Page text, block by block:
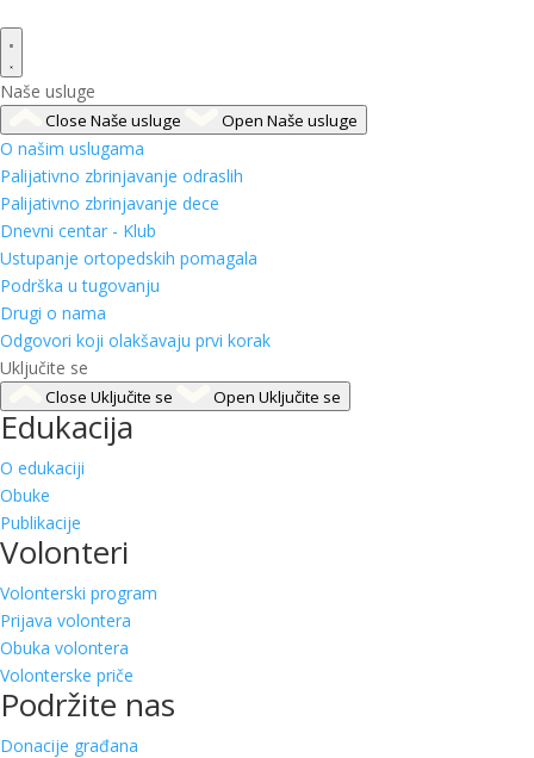
Naše usluge
Close Naše usluge Open Naše usluge
O našim uslugama
Palijativno zbrinjavanje odraslih
Palijativno zbrinjavanje dece
Dnevni centar - Klub
Ustupanje ortopedskih pomagala
Podrška u tugovanju
Drugi o nama
Odgovori koji olakšavaju prvi korak
Uključite se
Close Uključite se Open Uključite se
Edukacija
O edukaciji
Obuke
Publikacije
Volonteri
Volonterski program
Prijava volontera
Obuka volontera
Volonterske priče
Podržite nas
Donacije građana